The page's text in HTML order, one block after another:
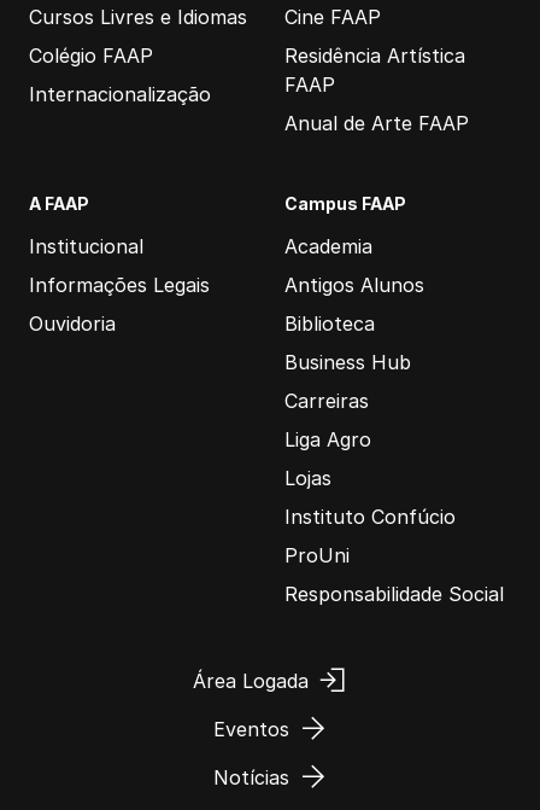
Cursos Livres e Idiomas
Colégio FAAP
Internacionalização
Cine FAAP
Residência Artística
FAAP
Anual de Arte FAAP
A FAAP
Institucional
Informações Legais
Ouvidoria
Campus FAAP
Academia
Antigos Alunos
Biblioteca
Business Hub
Carreiras
Liga Agro
Lojas
Instituto Confúcio
ProUni
Responsabilidade Social
Área Logada
Eventos
Notícias